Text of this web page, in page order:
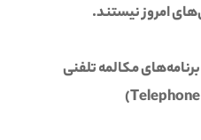
امروز نیستند.
مکالمه تلفنی